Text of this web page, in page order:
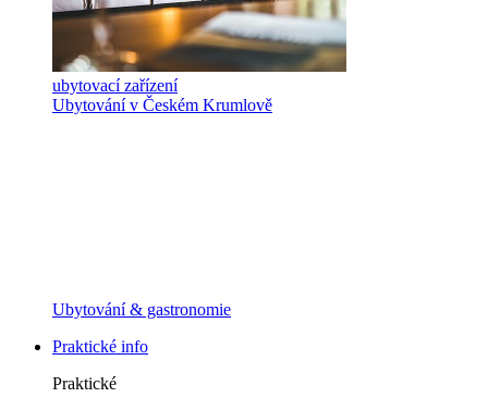
ubytovací zařízení
Ubytování v Českém Krumlově
Ubytování & gastronomie
Praktické info
Praktické